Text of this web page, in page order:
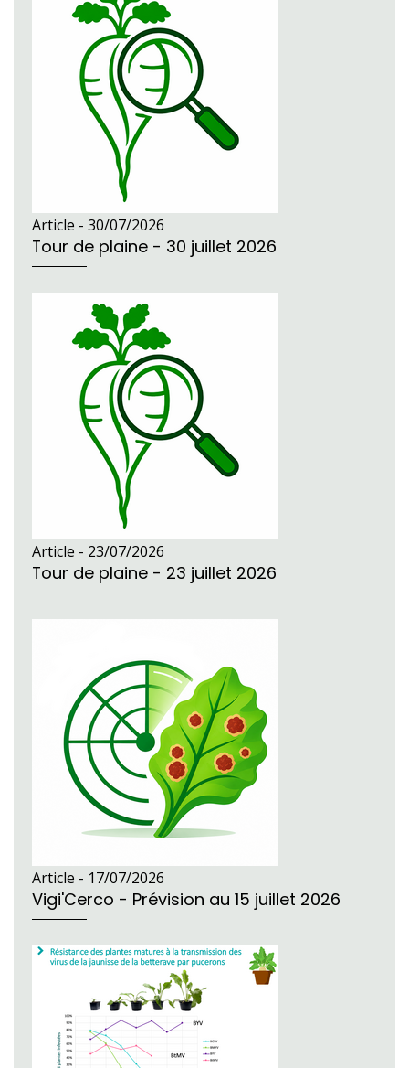
Article - 30/07/2026
Tour de plaine - 30 juillet 2026
Article - 23/07/2026
Tour de plaine - 23 juillet 2026
Article - 17/07/2026
Vigi'Cerco - Prévision au 15 juillet 2026